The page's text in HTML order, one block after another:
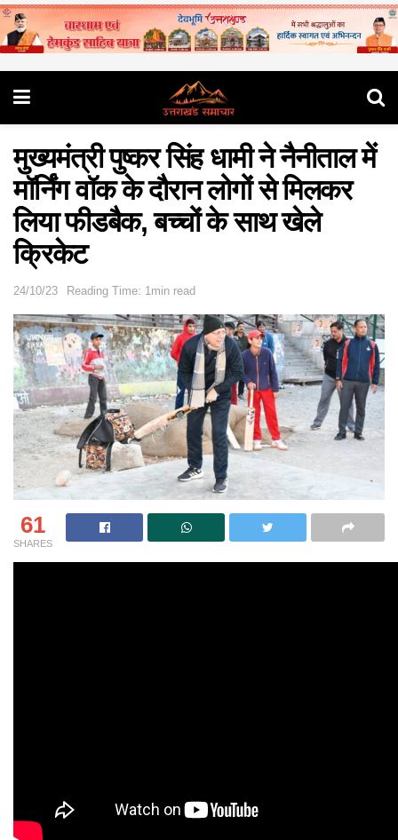
मुख्यमंत्री पुष्कर सिंह धामी ने नैनीताल में
मॉर्निंग वॉक के दौरान लोगों से मिलकर
लिया फीडबैक, बच्चों के साथ खेले
क्रिकेट
24/10/23 Reading Time: 1min read
61
SHARES